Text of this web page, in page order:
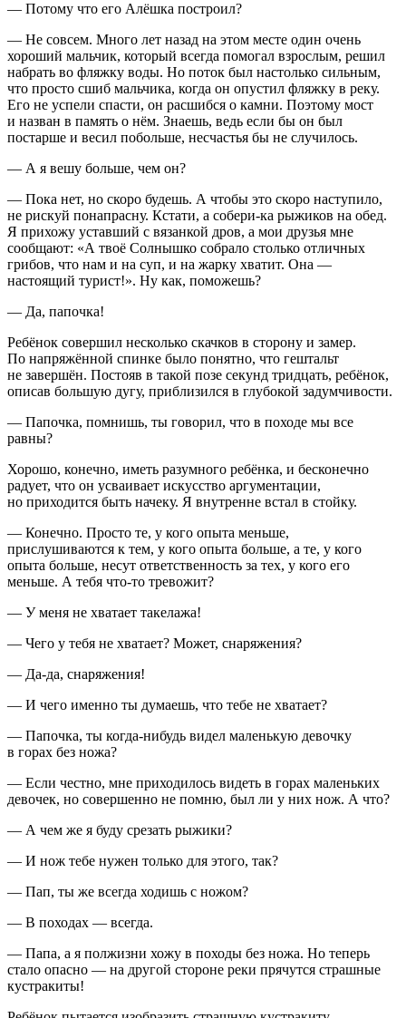
— Потому что его Алёшка построил?
— Не совсем. Много лет назад на этом месте один очень
хороший мальчик, который всегда помогал взрослым, решил
набрать во фляжку воды. Но поток был настолько сильным,
что просто сшиб мальчика, когда он опустил фляжку в реку.
Его не успели спасти, он расшибся о камни. Поэтому мост
и назван в память о нём. Знаешь, ведь если бы он был
постарше и весил побольше, несчастья бы не случилось.
— А я вешу больше, чем он?
— Пока нет, но скоро будешь. А чтобы это скоро наступило,
не рискуй понапрасну. Кстати, а собери-ка рыжиков на обед.
Я прихожу уставший с вязанкой дров, а мои друзья мне
сообщают: «А твоё Солнышко собрало столько отличных
грибов, что нам и на суп, и на жарку хватит. Она —
настоящий турист!». Ну как, поможешь?
— Да, папочка!
Ребёнок совершил несколько скачков в сторону и замер.
По напряжённой спинке было понятно, что гештальт
не завершён. Постояв в такой позе секунд тридцать, ребёнок,
описав большую дугу, приблизился в глубокой задумчивости.
— Папочка, помнишь, ты говорил, что в походе мы все
равны?
Хорошо, конечно, иметь разумного ребёнка, и бесконечно
радует, что он усваивает искусство аргументации,
но приходится быть начеку. Я внутренне встал в стойку.
— Конечно. Просто те, у кого опыта меньше,
прислушиваются к тем, у кого опыта больше, а те, у кого
опыта больше, несут ответственность за тех, у кого его
меньше. А тебя что-то тревожит?
— У меня не хватает такелажа!
— Чего у тебя не хватает? Может, снаряжения?
— Да-да, снаряжения!
— И чего именно ты думаешь, что тебе не хватает?
— Папочка, ты когда-нибудь видел маленькую девочку
в горах без ножа?
— Если честно, мне приходилось видеть в горах маленьких
девочек, но совершенно не помню, был ли у них нож. А что?
— А чем же я буду срезать рыжики?
— И нож тебе нужен только для этого, так?
— Пап, ты же всегда ходишь с ножом?
— В походах — всегда.
— Папа, а я полжизни хожу в походы без ножа. Но теперь
стало опасно — на другой стороне реки прячутся страшные
кустракиты!